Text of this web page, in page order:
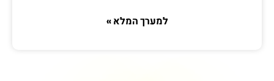
למערך המלא »